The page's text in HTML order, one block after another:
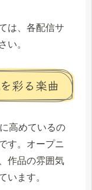
は、各配信サ
い。
彩る楽曲
高めているの
す。オープニ
作品の雰囲気
います。